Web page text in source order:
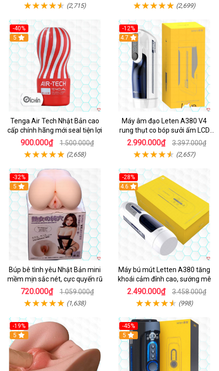
(2,715) (2,699)
-40%
Hot
5
Tenga Air Tech Nhật Bản cao
cấp chính hãng mới seal tiện lợi
900.000₫ 1.500.000₫
(2,658)
-12%
Hot
4.7
Máy âm đạo Leten A380 V4
rung thụt co bóp sưởi ấm LCD
đẹp
2.990.000₫ 3.397.000₫
(2,657)
-32%
Hot
5
Búp bê tình yêu Nhật Bản mini
mềm mịn sắc nét, cực quyến rũ
720.000₫ 1.059.000₫
(1,638)
-28%
Hot
4.6
Máy bú mút Letten A380 tăng
khoái cảm đỉnh cao, sướng mê
2.490.000₫ 3.458.000₫
(998)
-19%
Hot
5
-45%
Hot
5